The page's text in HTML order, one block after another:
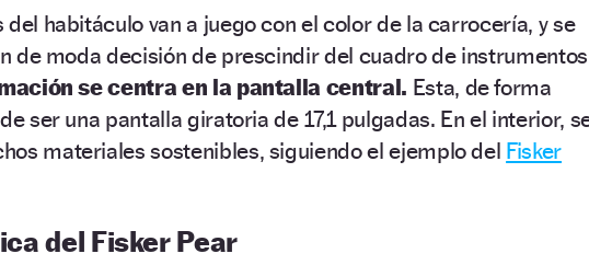
del habitáculo van a juego con el color de la carrocería, y se
de moda decisión de prescindir del cuadro de
se centra en la pantalla central. Esta, de forma
ser una pantalla giratoria de 17,1 pulgadas. En el interior,
materiales sostenibles, siguiendo el ejemplo del Fisker
del Fisker Pear